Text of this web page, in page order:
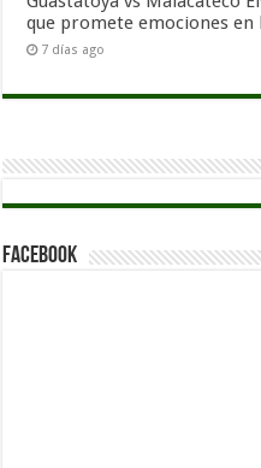
que promete emociones en
7 días ago
Facebook